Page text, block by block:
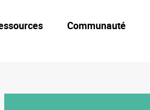
Communauté